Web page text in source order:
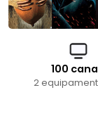
100
2